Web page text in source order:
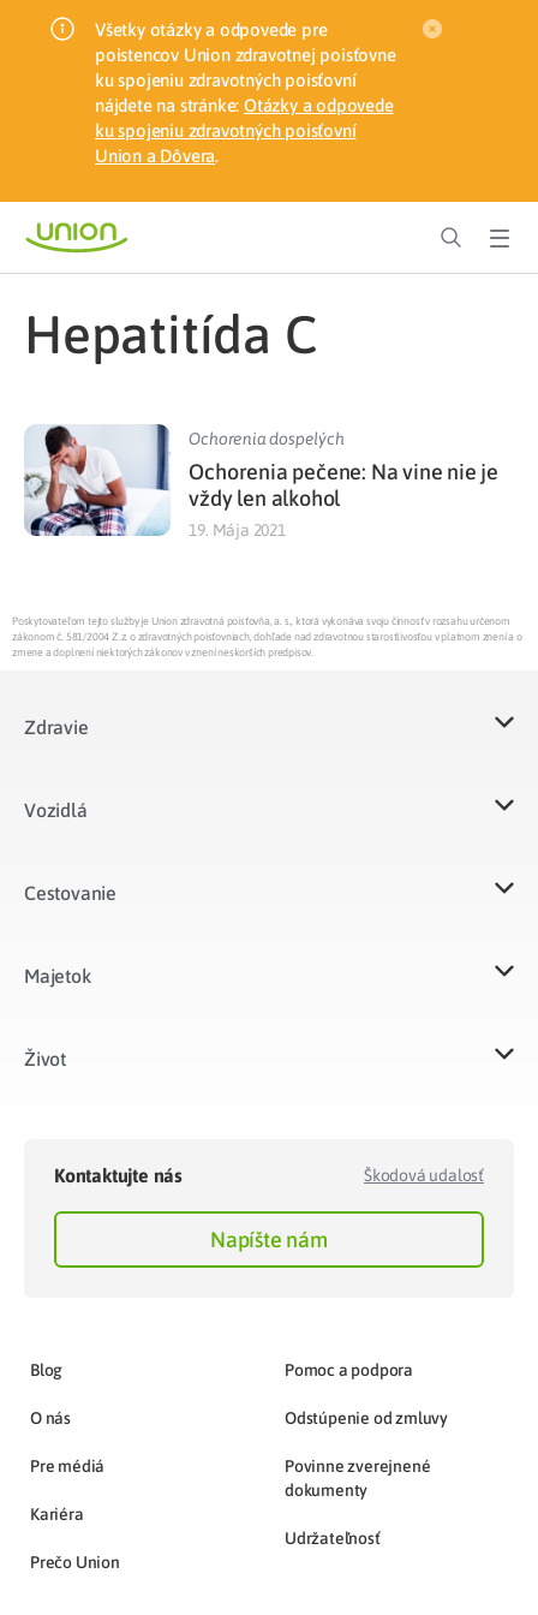
Všetky otázky a odpovede pre
poistencov Union zdravotnej poisťovne
ku spojeniu zdravotných poisťovní
nájdete na stránke: Otázky a odpovede
ku spojeniu zdravotných poisťovní
Union a Dôvera.
hepatitída C
Ochorenia dospelých
Ochorenia pečene: Na vine nie je
vždy len alkohol
19. Mája 2021
Poskytovateľom tejto služby je Union zdravotná poisťovňa, a. s., ktorá vykonáva svoju činnosť v rozsahu určenom
zákonom č. 581/2004 Z.z. o zdravotných poisťovniach, dohľade nad zdravotnou starostlivosťou v platnom znení a o
zmene a doplnení niektorých zákonov v znení neskorších predpisov.
Zdravie
Vozidlá​
Cestovanie
Majetok​
Život​
Kontaktujte nás Škodová udalosť
Napíšte nám
Blog
O nás
Pre médiá
Kariéra
Prečo Union
Pomoc a podpora
Odstúpenie od zmluvy
Povinne zverejnené
dokumenty
Udržateľnosť